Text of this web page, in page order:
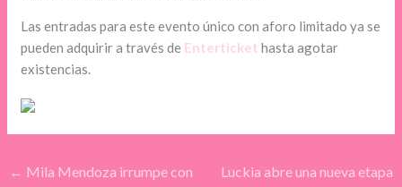
Las entradas para este evento único con aforo limitado ya se
pueden adquirir a través de Enterticket hasta agotar
existencias.
← Mila Mendoza irrumpe con Luckia abre una nueva etapa